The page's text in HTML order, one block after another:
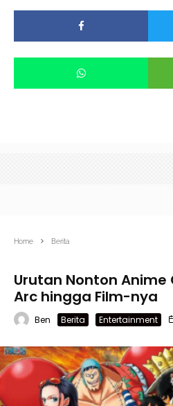
Home Berita
Urutan Nonton Anime
Arc hingga Film-nya
Ben Berita Entertainment